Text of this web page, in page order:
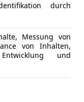
durch
Messung von
von Inhalten,
und
1. BESITZ